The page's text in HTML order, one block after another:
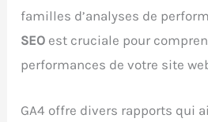
familles d’analyses de
SEO est cruciale pour
performances de votre site
GA4 offre divers rapports qui